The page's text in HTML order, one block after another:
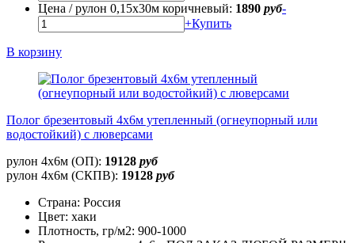
Цена / рулон 0,15х30м коричневый: 1890 руб-
+Купить
В корзину
Полог брезентовый 4х6м утепленный (огнеупорный или
водостойкий) с люверсами
рулон 4х6м (ОП): 19128 руб
рулон 4х6м (СКПВ): 19128 руб
Страна: Россия
Цвет: хаки
Плотность, гр/м2: 900-1000